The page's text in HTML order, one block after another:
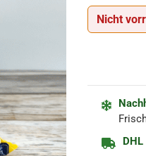
Nicht